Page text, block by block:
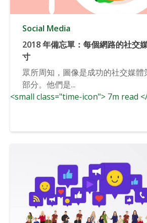
Social Media
2018 年備忘單：每個網路的社交
寸
眾所周知，圖像是成功的社交媒
部分。他們是...
<small class="time-icon"> 7m read